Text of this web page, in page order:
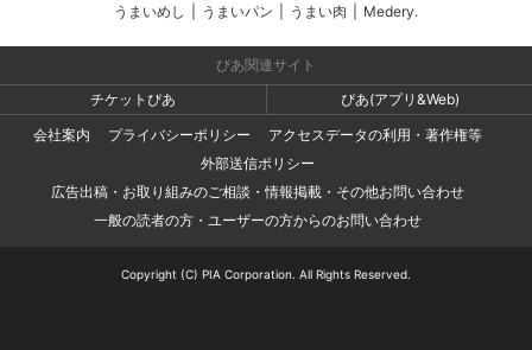
うまいめし
うまいパン うまい肉 Medery.
ぴあ関連サイト
チケットぴあ
ぴあ(アプリ&Web)
会社案内
プライバシーポリシー
アクセスデータの利用・著作権等
外部送信ポリシー
広告出稿・お取り組みのご相談・情報掲載・その他お問い合わせ
一般の読者の方・ユーザーの方からのお問い合わせ
Copyright (C) PIA Corporation. All Rights Reserved.